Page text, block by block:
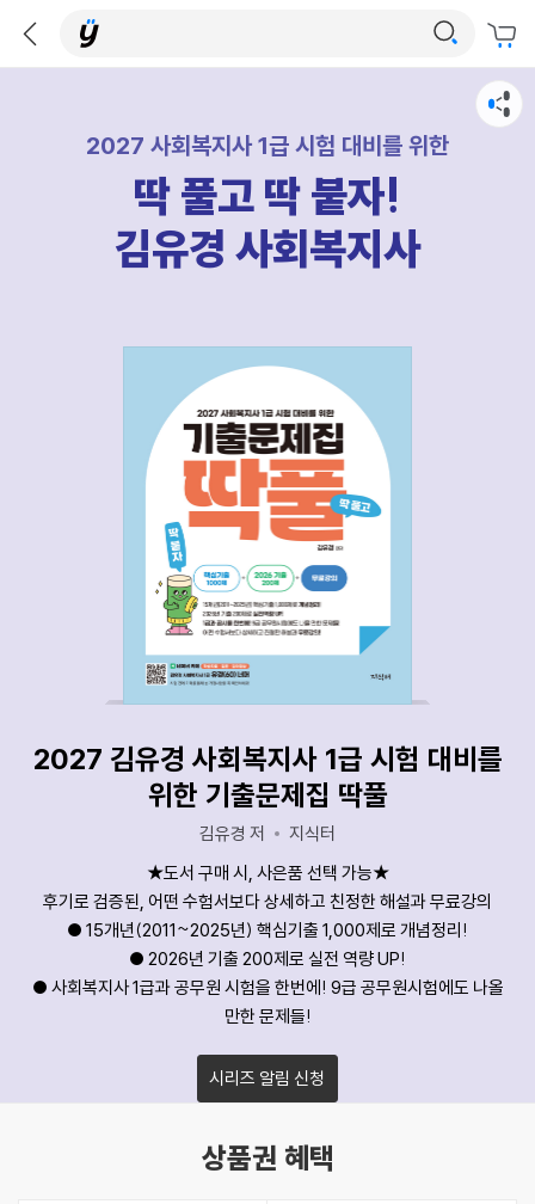
2027 사회복지사 1급 시험 대비를 위한
딱 풀고 딱 붙자!
김유경 사회복지사
2027 김유경 사회복지사 1급 시험 대비를
위한 기출문제집 딱풀
김유경 저
지식터
★도서 구매 시, 사은품 선택 가능★
후기로 검증된, 어떤 수험서보다 상세하고 친정한 해설과 무료강의
● 15개년(2011~2025년) 핵심기출 1,000제로 개념정리!
● 2026년 기출 200제로 실전 역량 UP!
● 사회복지사 1급과 공무원 시험을 한번에! 9급 공무원시험에도 나올
만한 문제들!
시리즈 알림 신청
상품권 혜택